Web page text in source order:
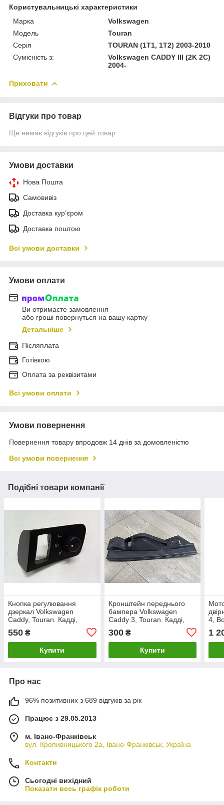
Користувальницькі характеристики
Марка
Volkswagen
Модель
Touran
Серія
TOURAN (1T1, 1T2) 2003-2010
Сумісність з:
Volkswagen CADDY III (2K 2C)
2004-
Приховати
Відгуки про товар
Ще немає відгуків про цей товар
Умови доставки
Нова Пошта
Самовивіз
Доставка кур'єром
Доставка поштою
Всі умови доставки
Умови оплати
Ви отримаєте замовлення
або гроші повернуться на вашу картку
Детальніше
Післяплата
Готівкою
Оплата за реквізитами
Всі умови оплати
Умови повернення
Повернення товару впродовж 14 днів за домовленістю
Всі умови повернення
Подібні товари компанії
Кнопка регулювання
дзеркал Volkswagen
Caddy, Touran. Кадді,
550 ₴
Купити
Кронштейн переднього
бампера Volkswagen
Caddy 3, Touran. Кадді,
1T0807890.
300₴
Купити
4,
1
Про нас
96% позитивних з 689 відгуків за рік
Працює з 29.05.2013
м. Івано-Франківськ
вул. Кропивницького 2а, Івано-Франківськ, Україна
Контакти
Сьогодні вихідний
Показати весь графік роботи